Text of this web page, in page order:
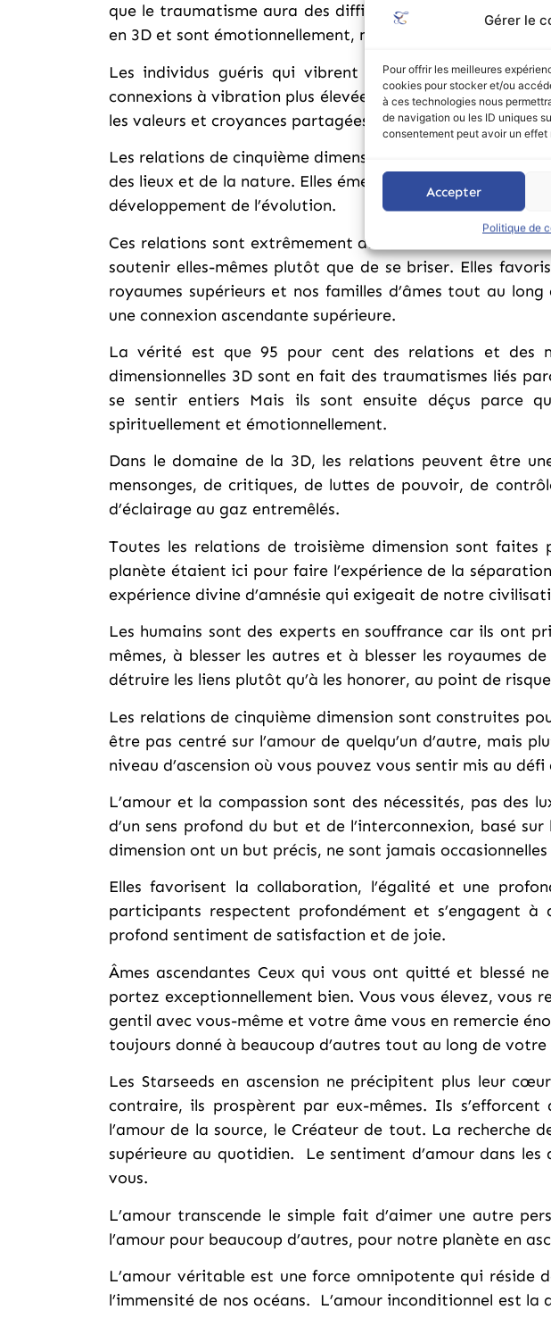
Gérer le
Pour offrir les meilleures
cookies pour stocker et/ou
à ces technologies nous
de navigation ou les ID uniques
consentement peut avoir un
Accepter
Politique de
que le traumatisme aura des difficultés dans les
en 3D et sont émotionnellement, mentalement et
Les individus guéris qui vibrent dans des fréquences
connexions à vibration plus élevée créent l’authenticité,
les valeurs et croyances partagées.
Les relations de cinquième dimension apportent la liberté
des lieux et de la nature. Elles émergent de l’amour
développement de l’évolution.
Ces relations sont extrêmement différentes de celles de
soutenir elles-mêmes plutôt que de se briser. Elles
royaumes supérieurs et nos familles d’âmes tout au
une connexion ascendante supérieure.
La vérité est que 95 pour cent des relations et des
dimensionnelles 3D sont en fait des traumatismes liés
se sentir entiers Mais ils sont ensuite déçus parce
spirituellement et émotionnellement.
Dans le domaine de la 3D, les relations peuvent être
mensonges, de critiques, de luttes de pouvoir, de
d’éclairage au gaz entremêlés.
Toutes les relations de troisième dimension sont
planète étaient ici pour faire l’expérience de la
expérience divine d’amnésie qui exigeait de notre
Les humains sont des experts en souffrance car ils ont
mêmes, à blesser les autres et à blesser les royaumes
détruire les liens plutôt qu’à les honorer, au point de
Les relations de cinquième dimension sont construites
être pas centré sur l’amour de quelqu’un d’autre, mais
niveau d’ascension où vous pouvez vous sentir mis au
L’amour et la compassion sont des nécessités, pas des
d’un sens profond du but et de l’interconnexion, basé
dimension ont un but précis, ne sont jamais
Elles favorisent la collaboration, l’égalité et une
participants respectent profondément et s’engagent
profond sentiment de satisfaction et de joie.
Âmes ascendantes Ceux qui vous ont quitté et blessé
portez exceptionnellement bien. Vous vous élevez, vous
gentil avec vous-même et votre âme vous en remercie
toujours donné à beaucoup d’autres tout au long de votre
Les Starseeds en ascension ne précipitent plus leur
contraire, ils prospèrent par eux-mêmes. Ils
l’amour de la source, le Créateur de tout. La recherche
supérieure au quotidien. Le sentiment d’amour dans
vous.
L’amour transcende le simple fait d’aimer une autre
l’amour pour beaucoup d’autres, pour notre planète en
L’amour véritable est une force omnipotente qui réside
l’immensité de nos océans. L’amour inconditionnel est